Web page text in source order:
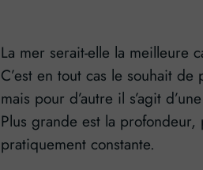
La mer serait-elle la meilleure
C’est en tout cas le souhait
mais pour d’autre il s’agit
Plus grande est la
pratiquement constante.